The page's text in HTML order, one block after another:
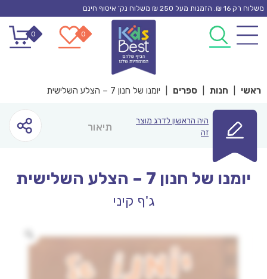
Skip
content
משלוח רק 16 ₪. הזמנות מעל 250 ₪ משלוח נק’ איסוף חינם
0
0
ראשי חנות ספרים יומנו של חנון 7 – הצלע השלישית
היה הראשון לדרג מוצר
זה
תיאור
יומנו של חנון 7 – הצלע השלישית
ג'ף קיני